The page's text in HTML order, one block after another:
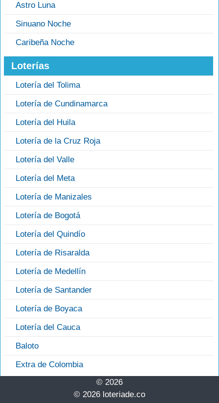
Astro Luna
Sinuano Noche
Caribeña Noche
Loterías
Lotería del Tolima
Lotería de Cundinamarca
Lotería del Huila
Lotería de la Cruz Roja
Lotería del Valle
Lotería del Meta
Lotería de Manizales
Lotería de Bogotá
Lotería del Quindío
Lotería de Risaralda
Lotería de Medellín
Lotería de Santander
Lotería de Boyaca
Lotería del Cauca
Baloto
Extra de Colombia
© 2026
© 2026 loteriade.co